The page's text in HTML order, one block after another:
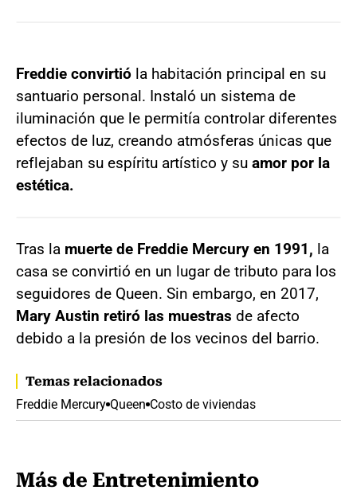
Freddie convirtió la habitación principal en su
santuario personal. Instaló un sistema de
iluminación que le permitía controlar diferentes
efectos de luz, creando atmósferas únicas que
reflejaban su espíritu artístico y su amor por la
estética.
Tras la muerte de Freddie Mercury en 1991, la
casa se convirtió en un lugar de tributo para los
seguidores de Queen. Sin embargo, en 2017,
Mary Austin retiró las muestras de afecto
debido a la presión de los vecinos del barrio.
Temas relacionados
Freddie Mercury Queen Costo de viviendas
Más de Entretenimiento